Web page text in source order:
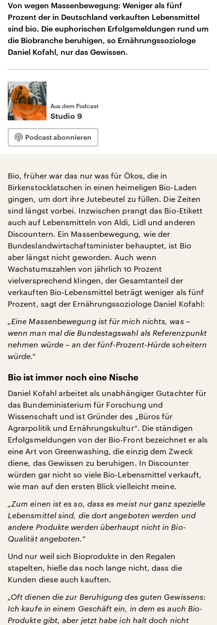
Von wegen Massenbewegung: Weniger als fünf
Prozent der in Deutschland verkauften Lebensmittel
sind bio. Die euphorischen Erfolgsmeldungen rund um
die Biobranche beruhigen, so Ernährungssoziologe
Daniel Kofahl, nur das Gewissen.
Aus dem Podcast
Studio 9
Podcast abonnieren
Bio, früher war das nur was für Ökos, die in
Birkenstocklatschen in einen heimeligen Bio-Laden
gingen, um dort ihre Jutebeutel zu füllen. Die Zeiten
sind längst vorbei. Inzwischen prangt das Bio-Etikett
auch auf Lebensmitteln von Aldi, Lidl und anderen
Discountern. Ein Massenbewegung, wie der
Bundeslandwirtschaftsminister behauptet, ist Bio
aber längst nicht geworden. Auch wenn
Wachstumszahlen von jährlich 10 Prozent
vielversprechend klingen, der Gesamtanteil der
verkauften Bio-Lebensmittel beträgt weniger als fünf
Prozent, sagt der Ernährungssoziologe Daniel Kofahl:
„Eine Massenbewegung ist für mich nichts, was –
wenn man mal die Bundestagswahl als Referenzpunkt
nehmen würde – an der fünf-Prozent-Hürde scheitern
würde.“
Bio ist immer noch eine Nische
Daniel Kofahl arbeitet als unabhängiger Gutachter für
das Bundeministerium für Forschung und
Wissenschaft und ist Gründer des „Büros für
Agrarpolitik und Ernährungskultur“. Die ständigen
Erfolgsmeldungen von der Bio-Front bezeichnet er als
eine Art von Greenwashing, die einzig dem Zweck
diene, das Gewissen zu beruhigen. In Discounter
würden gar nicht so viele Bio-Lebensmittel verkauft,
wie man auf den ersten Blick vielleicht meine.
„Zum einen ist es so, dass es meist nur ganz spezielle
Lebensmittel sind, die dort angeboten werden und
andere Produkte werden überhaupt nicht in Bio-
Qualität angeboten.“
Und nur weil sich Bioprodukte in den Regalen
stapelten, hieße das noch lange nicht, dass die
Kunden diese auch kauften.
„Oft dienen die zur Beruhigung des guten Gewissens:
Ich kaufe in einem Geschäft ein, in dem es auch Bio-
Produkte gibt, aber jetzt habe ich halt doch nicht